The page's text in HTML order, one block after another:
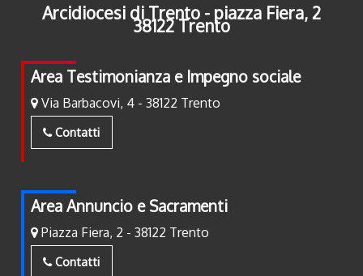
Arcidiocesi di Trento - piazza Fiera, 2
38122 Trento
Area Testimonianza e Impegno sociale
Via Barbacovi, 4 - 38122 Trento
Contatti
Area Annuncio e Sacramenti
Piazza Fiera, 2 - 38122 Trento
Contatti